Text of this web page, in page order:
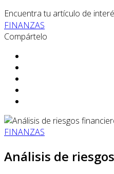
Encuentra tu artículo de
FINANZAS
Compártelo
FINANZAS
Análisis de